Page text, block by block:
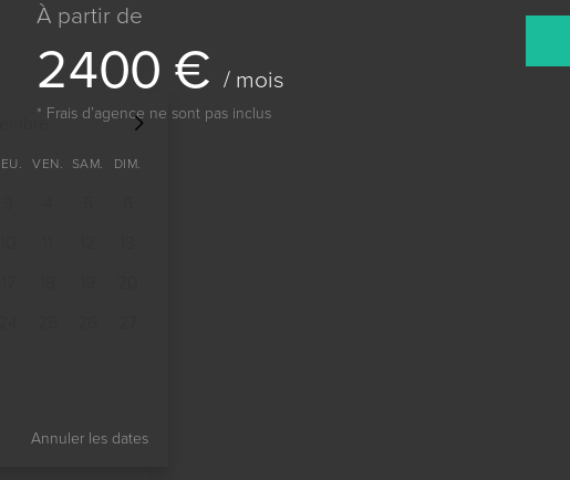
VEN. SAM. DIM.
Annuler les dates
À partir de
2400 € / mois
* Frais dʼagence ne sont pas inclus